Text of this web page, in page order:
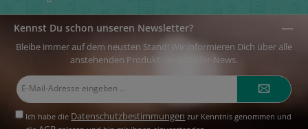
Kennst Du schon unseren Newsletter?
Bleibe immer auf dem neusten Stand! Wir informieren Dich über alle
anstehenden Produkt- und Töpfer-News.
Ich habe die Datenschutzbestimmungen zur Kenntnis genommen und